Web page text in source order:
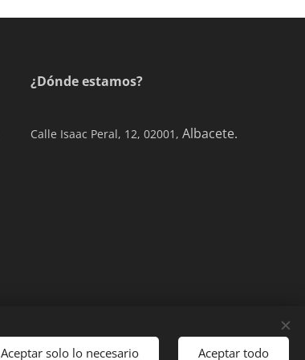
¿Dónde estamos?
Calle Isaac Peral, 12, 02001, Albacete.
Aceptar solo lo necesario Aceptar todo